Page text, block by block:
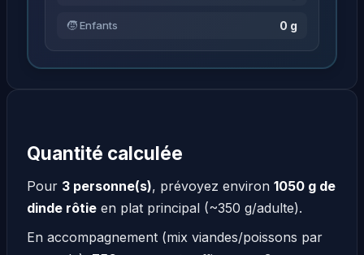
🧒 Enfants 0 g
Quantité calculée
Pour 3 personne(s), prévoyez environ 1050 g de
dinde rôtie en plat principal (~350 g/adulte).
En accompagnement (mix viandes/poissons par